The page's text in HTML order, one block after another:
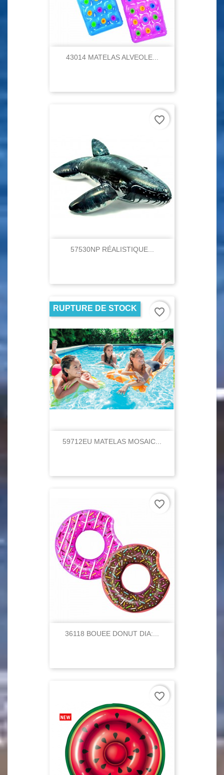
43014 MATELAS ALVEOLE...
57530NP RÉALISTIQUE...
favorite_border
59712EU MATELAS MOSAIC...
RUPTURE DE STOCK favorite_border
36118 BOUEE DONUT DIA:...
favorite_border
favorite_border